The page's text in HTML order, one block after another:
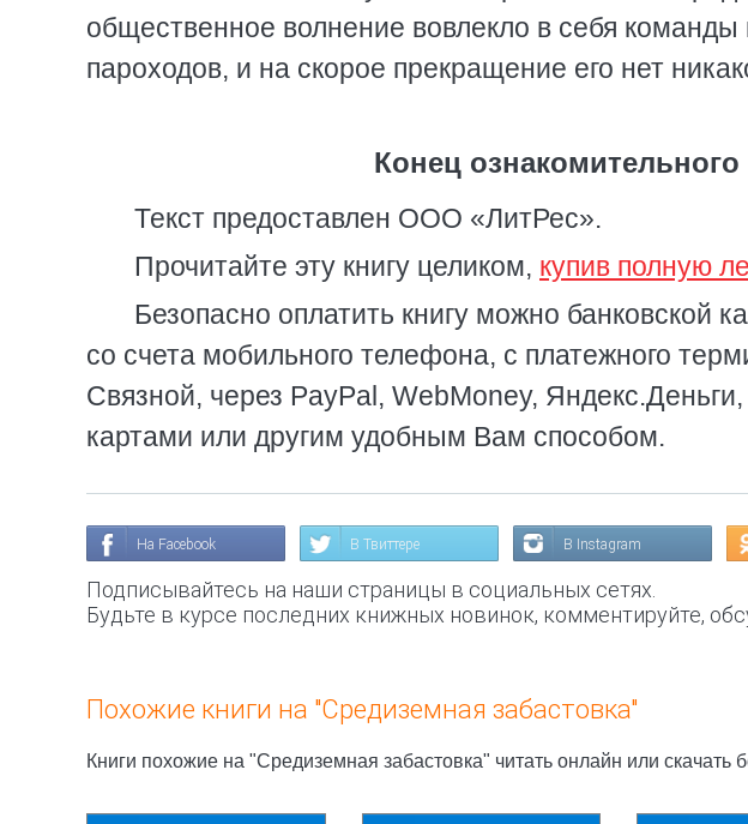
общественное волнение вовлекло в себя команды
пароходов, и на скорое прекращение его нет
Конец
Текст предоставлен ООО «ЛитРес».
Прочитайте эту книгу целиком, купив полную
Безопасно оплатить книгу можно банковской
со счета мобильного телефона, с платежного
Связной, через PayPal, WebMoney,
картами или другим удобным Вам способом.
На Facebook В Твиттере В Instagram
Подписывайтесь на наши страницы в социальных сетях.
Будьте в курсе последних книжных новинок, комментируйте,
Похожие книги на "Средиземная забастовка"
Книги похожие на "Средиземная забастовка" читать онлайн или скачать